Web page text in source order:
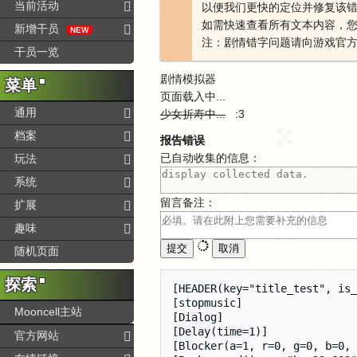
以便我们更快的定位并修复该
如需快速查看所有文本内容，
注：剧情错字问题请向游戏官
剧情模拟器
页面载入中...
少女折寿中... :3
报告错误
已自动收集的信息：
留言备注：
提交 取消
[HEADER(key="title_test", is_skippable=true, fit_mode="BLACK_MASK")] 卡西米尔2 3-1
[stopmusic]
[Dialog]
[Delay(time=1)]
[Blocker(a=1, r=0, g=0, b=0, fadetime=1, block=true)]
[Background(image="bg_23_G03",screenadapt="coverall")]
[Blocker(a=0, r=0, g=0, b=0, fadetime=1, block=true)]
[playMusic(intro="$darkness01_intro", key="$darkness01_loop", volume=0.4)]
[Character(name="avg_npc_211_1#5",fadetime=1,block=true)]
[delay(time=1)]
[name="发言人马克维茨"]  ......
[Character(name="avg_npc_211_1#5", name2="avg_npc_212_1", focus=2)]
[name="发言人麦基"]  我听说，你向国民院检举了奥尔默·英格拉？
[Character(name="avg_npc_211_1#6", name2="avg_npc_212_1", focus=1)]
[name="发言人马克维茨"]  ......是的。
[name="发言人马克维茨"]  在特锦赛上闹出人命，如果这还不用受到制裁，那法律究竟......
[Character(name="avg_npc_211_1#6", name2="avg_npc_212_1#2", focus=2)]
[name="发言人麦基"]  我们都很清楚国民院的行事作风，马克维茨兄。你过去创业的时候，和他们打交道还少吗？
[Character(name="avg_npc_211_1#6", name2="avg_npc_212_1", focus=2)]
[name="发言人麦基"]  别纠结太久了，稍后你得去一趟感染者收容治疗地区，安排一下那里的几个医疗企业与骑士协会的对接。
[name="发言人麦基"]  往好处想，这份工作也是在救人，不是吗？
[Character(name="avg_npc_211_1#5", name2="avg_npc_212_1", focus=1)]
[name="发言人马克维茨"]  ......
[Character(name="avg_npc_211_1#5", name2="avg_npc_212_1", focus=2)]
[name="发言人麦基"]  别太累......你这样会累垮自己的，我先去开会了。
[dialog]
[PlaySound(key="$d_gen_walk_n", volume=0.6)]
[characteraction(name="right", type="move", xpos=300, fadetime=2,block=false)]
[character(name="avg_npc_211_1",name2="char_empty",fadetime=0.5)]
[delay(time=2)]
[Character(name="avg_npc_211_1#7")]
[name="发言人马克维茨"]  ......唉。
[dialog]
[PlaySound(key="$phone",volume=0.6)]
[CameraShake(duration=1, xstrength=5, ystrength=3, vibrato=30, randomness=90, fadeout=true, block=true)]
[Character(name="avg_npc_211_1#3")]
[name="发言人马克维茨"]  ......！
[PlaySound(key="$d_gen_transmissionget",volume=0.6)]
[delay(time=0.5)]
[Character(name="avg_npc_211_1#5")]
[name="发言人马克维茨"]  喂，您好......
[Character(name="avg_npc_211_1#5", focus=-1)]
[name="电话那头的声音"]  发言人马克维茨阁下，您好。
[name="电话那头的声音"]  我是国民院副审官，我们收到了发言人的诉讼。
[Character(name="avg_npc_211_1#3")]
[name="发言人马克维茨"]  啊......
[Character(name="avg_npc_211_1#4")]
[name="发言人马克维茨"]  ......你们打算怎么处理？
[Character(name="avg_npc_211_1#4", focus=-1)]
[name="电话那头的声音"]  检举不符合联合会规定的骑士，是发言人的义务，正因如此，您对于锈铜骑士的一些......意见，我们也会优先考虑。
[name="电话那头的声音"]  但关于锈铜骑士奥尔默·英格拉，事情有一些复杂。
[name="电话那头的声音"]  您应该知道，不久前，英格拉的保释申请刚刚得到国民院的批准，现在再对他进行审判，恐怕有损国民院的权威......
[name="电话那头的声音"]  当然了......发言人的诉求就是董事会的诉求，我们只能这么理解，我们不会拒绝您。
[Character(name="avg_npc_211_1#8")]
[name="发言人马克维茨"]  ......所以才有了这通电话，我明白，国民院的条件是？
[Character(name="avg_npc_211_1#8", focus=-1)]
[name="电话那头的声音"]  哦......条件？您可别这么说，我希望您理解成这是工作上的沟通。
[name="电话那头的声音"]  恰尔内先生遭到了流程之外的流放，这件事出乎许多人预料。即使是我们，也不认为恰尔内先生的失误有如此糟糕。
[name="电话那头的声音"]  但无论如何，事情已经发生。恰尔内离开了大骑士领，失去了发言人的地位。
[name="电话那头的声音"]  但是也因为这次流放的突然，我们没能配合各方，做好善后工作。
[Character(name="avg_npc_211_1#8")]
[name="发言人马克维茨"]  ......你......
[Character(name="avg_npc_211_1#8", focus=-1)]
[name="电话那头的声音"]  玫瑰新闻联合报业为锈铜骑士支付的献金，正是通过恰尔内先生之手。
[name="电话那头的声音"]  恰尔内先生知道太多事情了......马克维茨先生，您明白吗？
[Dialog]
[Character]
[Blocker(a=1, r=0, g=0, b=0, fadetime=1, block=true)]
[Background(image="bg_black",screenadapt="coverall")]
[Blocker(a=0, r=0, g=0, b=0, fadetime=0.6, block=true)]
[Blocker(a=0, r=0, g=0, b=0, fadetime=0, block=true)]
[Blocker(a=0.6, r=0, g=0, b=0, fadetime=0.5, block=true)]
[Subtitle(text="我能听到自己的心跳。", x=300, y=370, alignment="center", size=24, delay=0.04, width=700)]
[subtitle]
[Blocker(a=0, r=0, g=0, b=0, fadetime=0.5, block=true)]
[delay(time=1)]
[Dialog]
当前活动
新增干员
NEW
干员一览
菜单
通用
档案
玩法
系统
扩展
趣味
随机页面
探索
Mooncell主站
官方网站